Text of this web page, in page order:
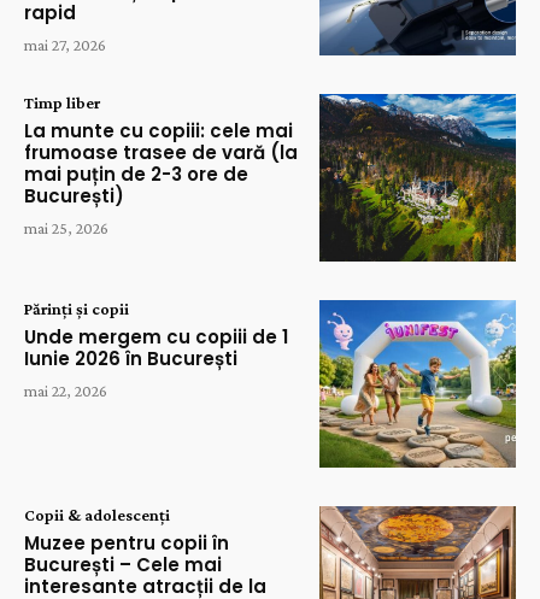
rapid
mai 27, 2026
Timp liber
La munte cu copiii: cele mai
frumoase trasee de vară (la
mai puțin de 2-3 ore de
București)
mai 25, 2026
Părinți și copii
Unde mergem cu copiii de 1
Iunie 2026 în București
mai 22, 2026
Copii & adolescenți
Muzee pentru copii în
București – Cele mai
interesante atracții de la